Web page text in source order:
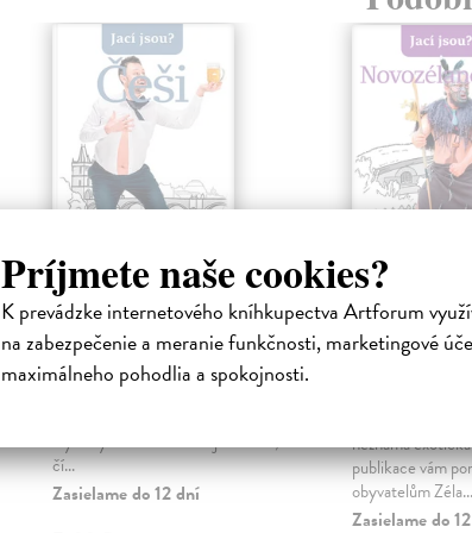
Príjmete naše cookies?
K prevádzke internetového kníhkupectva Artforum
na zabezpečenie a meranie funkčnosti, marketingové
maximálneho pohodlia a spokojnosti.
Jací jsou? - Češi
kolektív autorov| Kniha
Nový zábavný průvodce popisuje
styl. My všichni samozřejmě víme,
čí...
Zasielame do 12 dní
Jací jsou?
neznámá
publikace vám
obyvatelům Zéla...
Zasielame do